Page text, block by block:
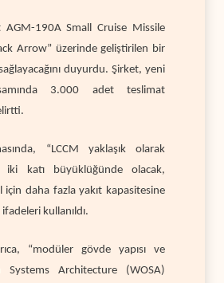
AGM-190A Small Cruise Missile
Arrow” üzerinde geliştirilen bir
duyurdu. Şirket, yeni
3.000 adet teslimat
“LCCM yaklaşık olarak
iki katı büyüklüğünde olacak,
için daha fazla yakıt kapasitesine
kullanıldı.
“modüler gövde yapısı ve
Systems Architecture (WOSA)